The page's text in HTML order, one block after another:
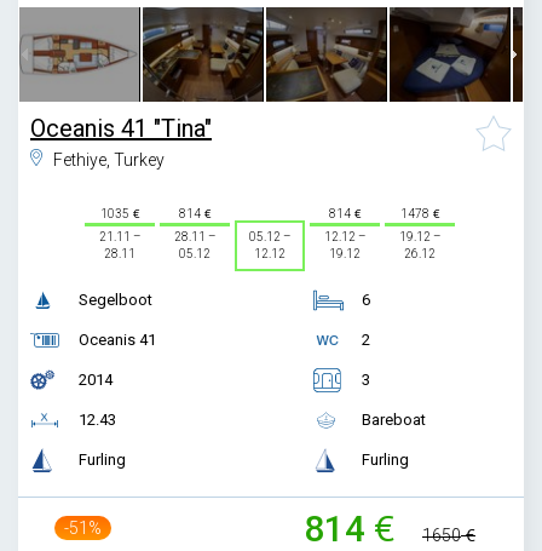
Oceanis 41 "Tina"
Fethiye, Turkey
1035
21.11 –
28.11
814
28.11 –
05.12
05.12 –
12.12
814
12.12 –
19.12
1478
19.12 –
26.12
Segelboot
Oceanis 41
2014
12.43
Furling
6
2
3
Bareboat
Furling
-51% 814 1650